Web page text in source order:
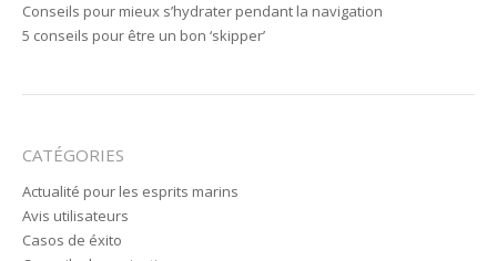
Conseils pour mieux s’hydrater pendant la navigation
5 conseils pour être un bon ‘skipper’
CATÉGORIES
Actualité pour les esprits marins
Avis utilisateurs
Casos de éxito